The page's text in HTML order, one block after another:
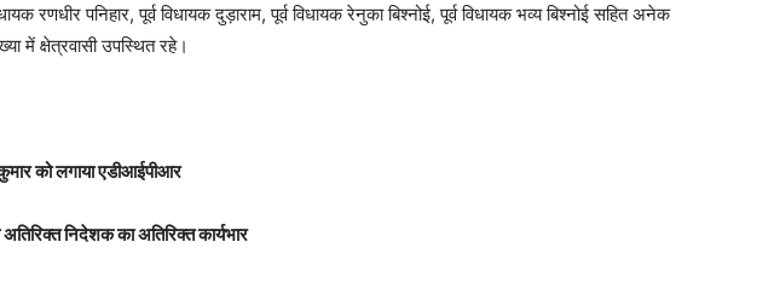
रणधीर पनिहार, पूर्व विधायक दुड़ाराम, पूर्व विधायक रेनुका बिश्नोई, पूर्व विधायक भव्य बिश्नोई सहित अनेक
में क्षेत्रवासी उपस्थित रहे।
को लगाया एडीआईपीआर
निदेशक का अतिरिक्त कार्यभार